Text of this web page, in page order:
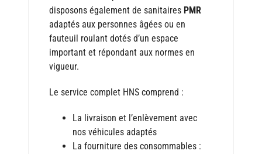
disposons également de sanitaires PMR
adaptés aux personnes âgées ou en
fauteuil roulant dotés d’un espace
important et répondant aux normes en
vigueur.
Le service complet HNS comprend :
La livraison et l’enlèvement avec
nos véhicules adaptés
La fourniture des consommables :